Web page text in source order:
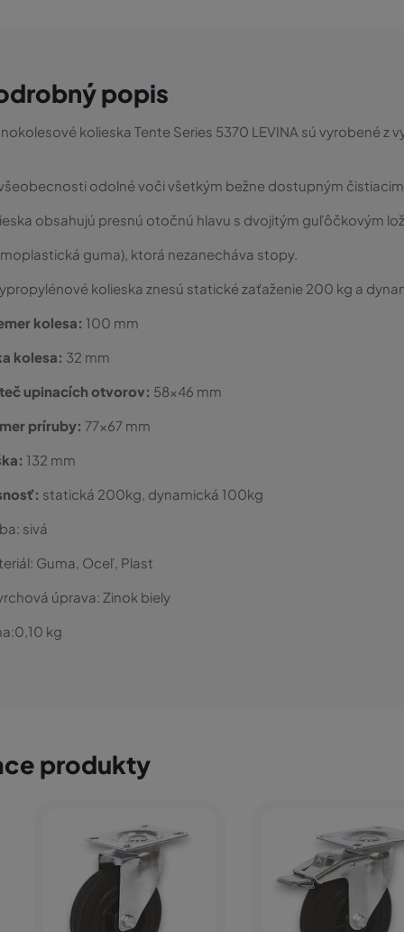
popis
kolieska Tente Series 5370 LEVINA sú vyrobené
odolné voči všetkým bežne dostupným
obsahujú presnú otočnú hlavu s dvojitým guľôčkovým
guma), ktorá nezanecháva stopy.
kolieska znesú statické zaťaženie 200 kg a
kolesa: 100 mm
kolesa: 32 mm
upinacích otvorov: 58x46 mm
príruby: 77x67 mm
132 mm
statická 200kg, dynamická 100kg
sivá
Guma, Oceľ, Plast
úprava: Zinok biely
0,10 kg
produkty